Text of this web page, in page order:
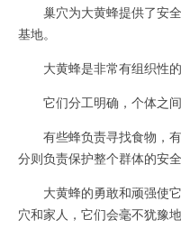
巢穴为大黄蜂提供了安全
基地。
大黄蜂是非常有组织性的
它们分工明确，个体之间
有些蜂负责寻找食物，有
分则负责保护整个群体的安全
大黄蜂的勇敢和顽强使它
穴和家人，它们会毫不犹豫地